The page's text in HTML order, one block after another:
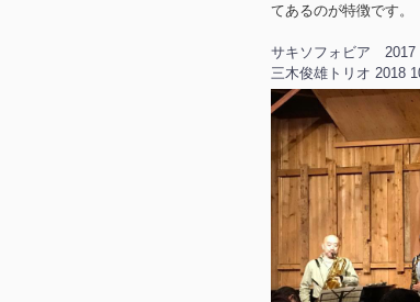
てあるのが特徴です。
サキソフォビア 2017
三木俊雄トリオ 2018